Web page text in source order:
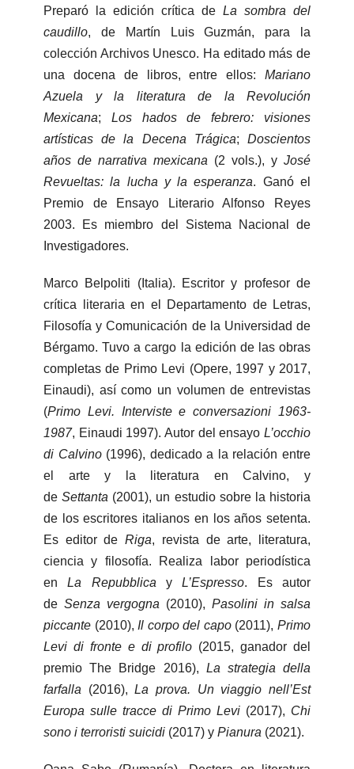
Preparó la edición crítica de La sombra del
caudillo, de Martín Luis Guzmán, para la
colección Archivos Unesco. Ha editado más de
una docena de libros, entre ellos: Mariano
Azuela y la literatura de la Revolución
Mexicana; Los hados de febrero: visiones
artísticas de la Decena Trágica;Doscientos
años de narrativa mexicana (2 vols.), y José
Revueltas: la lucha y la esperanza. Ganó el
Premio de Ensayo Literario Alfonso Reyes
2003. Es miembro del Sistema Nacional de
Investigadores.
Marco Belpoliti (Italia). Escritor y profesor de
crítica literaria en el Departamento de Letras,
Filosofía y Comunicación de la Universidad de
Bérgamo. Tuvo a cargo la edición de las obras
completas de Primo Levi (Opere, 1997 y 2017,
Einaudi), así como un volumen de entrevistas
(Primo Levi. Interviste e conversazioni 1963-
1987, Einaudi 1997). Autor del ensayo L’occhio
di Calvino(1996), dedicado a la relación entre
el arte y la literatura en Calvino, y
deSettanta (2001), un estudio sobre la historia
de los escritores italianos en los años setenta.
Es editor deRiga, revista de arte, literatura,
ciencia y filosofía. Realiza labor periodística
enLa Repubblica yL’Espresso. Es autor
de Senza vergogna (2010), Pasolini in salsa
piccante (2010), Il corpo del capo(2011),Primo
Levi di fronte e di profilo (2015, ganador del
premio The Bridge 2016), La strategia della
farfalla (2016),La prova. Un viaggio nell’Est
Europa sulle tracce di Primo Levi (2017), Chi
sono i terroristi suicidi (2017) y Pianura (2021).